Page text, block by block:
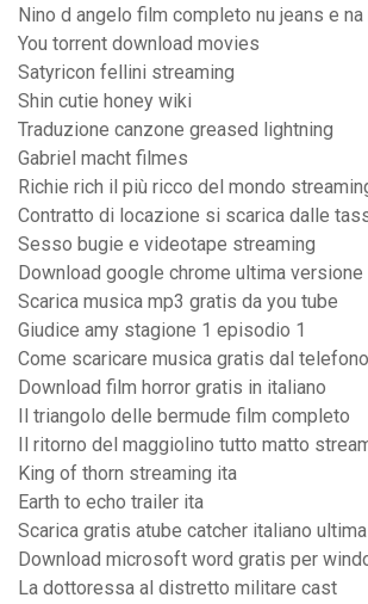
Nino d angelo film completo nu jeans e
You torrent download movies
Satyricon fellini streaming
Shin cutie honey wiki
Traduzione canzone greased lightning
Gabriel macht filmes
Richie rich il più ricco del mondo
Contratto di locazione si scarica dalle
Sesso bugie e videotape streaming
Download google chrome ultima versione
Scarica musica mp3 gratis da you tube
Giudice amy stagione 1 episodio 1
Come scaricare musica gratis dal telefono
Download film horror gratis in italiano
Il triangolo delle bermude film completo
Il ritorno del maggiolino tutto matto
King of thorn streaming ita
Earth to echo trailer ita
Scarica gratis atube catcher italiano
Download microsoft word gratis per
La dottoressa al distretto militare cast